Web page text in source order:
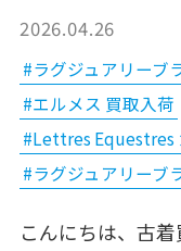
2026.04.26
#ラグジュアリーブ
#エルメス 買取入荷
#Lettres Equestres
#ラグジュアリーブ
こんにちは、古